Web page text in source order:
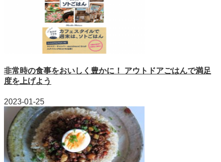
非常時の食事をおいしく豊かに！ アウトドアごはんで満足
度を上げよう
2023-01-25